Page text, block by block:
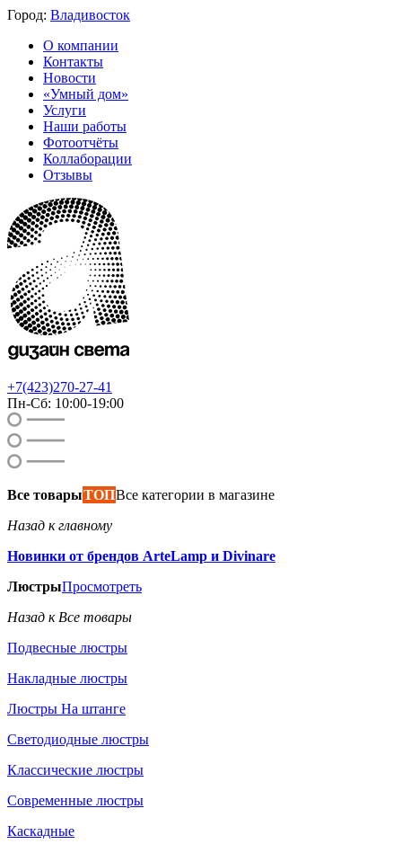
Город: Владивосток
О компании
Контакты
Новости
«Умный дом»
Услуги
Наши работы
Фотоотчёты
Коллаборации
Отзывы
+7(423)270-27-41
Пн-Сб: 10:00-19:00
Все товарыТОПВсе категории в магазине
Назад к главному
Новинки от брендов ArteLamp и Divinare
ЛюстрыПросмотреть
Назад к Все товары
Подвесные люстры
Накладные люстры
Люстры На штанге
Светодиодные люстры
Классические люстры
Современные люстры
Каскадные